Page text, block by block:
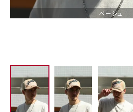
ベージュ